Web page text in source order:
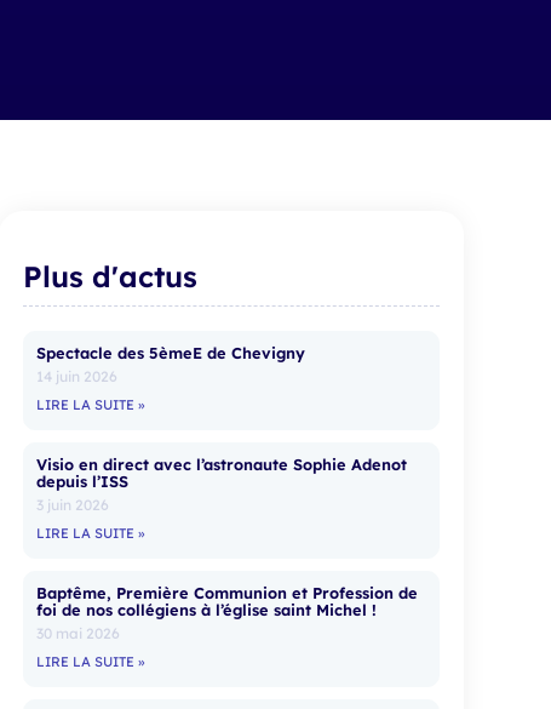
Plus d'actus
Spectacle des 5èmeE de Chevigny
14 juin 2026
LIRE LA SUITE »
Visio en direct avec l’astronaute Sophie Adenot
depuis l’ISS
3 juin 2026
LIRE LA SUITE »
Baptême, Première Communion et Profession de
foi de nos collégiens à l’église saint Michel !
30 mai 2026
LIRE LA SUITE »